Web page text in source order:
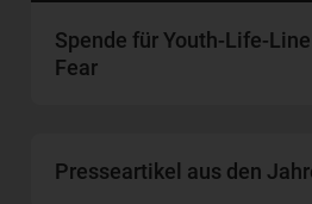
Spende für Youth-Life-
Fear
Presseartikel aus den